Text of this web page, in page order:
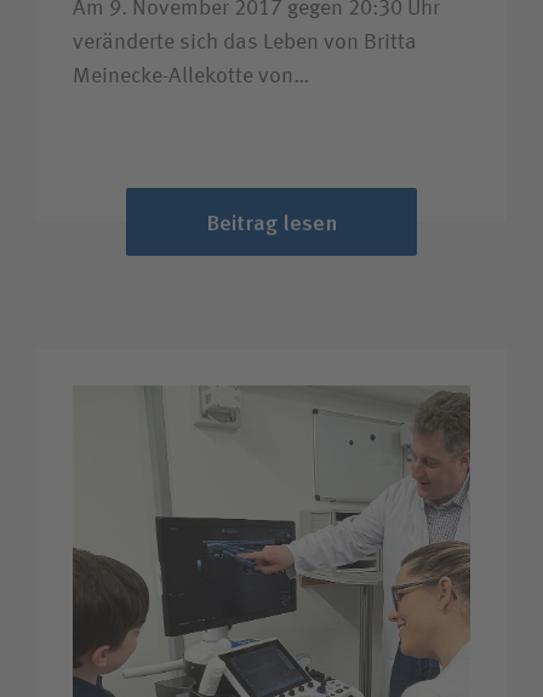
Am 9. November 2017 gegen 20:30 Uhr
veränderte sich das Leben von Britta
Meinecke-Allekotte von…
Beitrag lesen